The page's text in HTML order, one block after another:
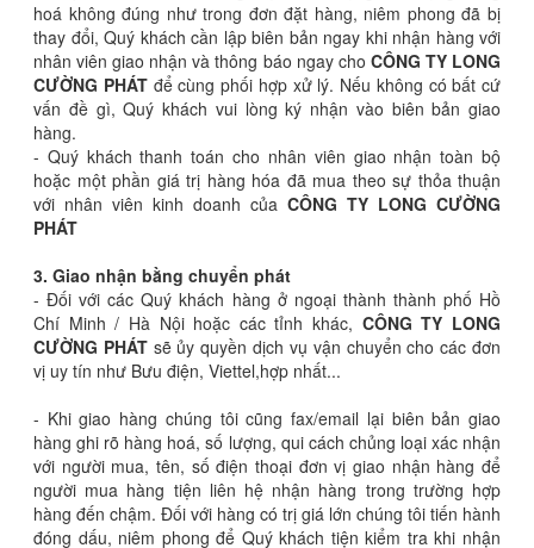
hoá không đúng như trong đơn đặt hàng, niêm phong đã bị
thay đổi, Quý khách cần lập biên bản ngay khi nhận hàng với
nhân viên giao nhận và thông báo ngay cho CÔNG TY LONG
CƯỜNG PHÁTđể cùng phối hợp xử lý. Nếu không có bất cứ
vấn đề gì, Quý khách vui lòng ký nhận vào biên bản giao
hàng.
- Quý khách thanh toán cho nhân viên giao nhận toàn bộ
hoặc một phần giá trị hàng hóa đã mua theo sự thỏa thuận
với nhân viên kinh doanh của CÔNG TY LONG CƯỜNG
PHÁT
3. Giao nhận bằng chuyển phát
- Đối với các Quý khách hàng ở ngoại thành thành phố Hồ
Chí Minh / Hà Nội hoặc các tỉnh khác, CÔNG TY LONG
CƯỜNG PHÁTsẽ ủy quyền dịch vụ vận chuyển cho các đơn
vị uy tín như Bưu điện, Viettel,hợp nhất...
- Khi giao hàng chúng tôi cũng fax/email lại biên bản giao
hàng ghi rõ hàng hoá, số lượng, qui cách chủng loại xác nhận
với người mua, tên, số điện thoại đơn vị giao nhận hàng để
người mua hàng tiện liên hệ nhận hàng trong trường hợp
hàng đến chậm. Đối với hàng có trị giá lớn chúng tôi tiến hành
đóng dấu, niêm phong để Quý khách tiện kiểm tra khi nhận